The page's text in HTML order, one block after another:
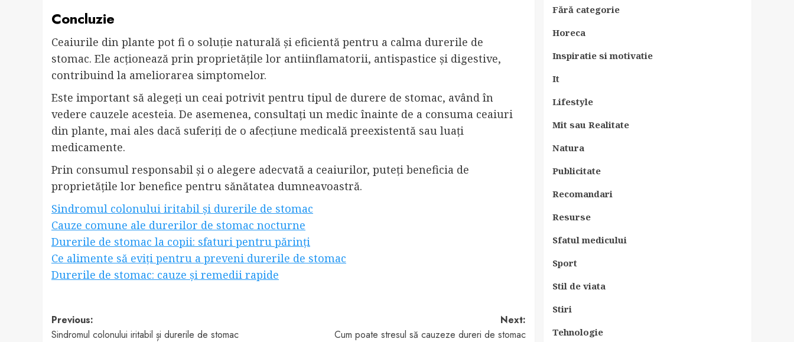
Concluzie
Ceaiurile din plante pot fi o soluție naturală și eficientă pentru a calma durerile de
stomac. Ele acționează prin proprietățile lor antiinflamatorii, antispastice și digestive,
contribuind la ameliorarea simptomelor.
Este important să alegeți un ceai potrivit pentru tipul de durere de stomac, având în
vedere cauzele acesteia. De asemenea, consultați un medic înainte de a consuma ceaiuri
din plante, mai ales dacă suferiți de o afecțiune medicală preexistentă sau luați
medicamente.
Prin consumul responsabil și o alegere adecvată a ceaiurilor, puteți beneficia de
proprietățile lor benefice pentru sănătatea dumneavoastră.
Sindromul colonului iritabil și durerile de stomac
Cauze comune ale durerilor de stomac nocturne
Durerile de stomac la copii: sfaturi pentru părinți
Ce alimente să eviți pentru a preveni durerile de stomac
Durerile de stomac: cauze și remedii rapide
Post
Previous:
Sindromul colonului iritabil și durerile de stomac
Next:
Cum poate stresul să cauzeze dureri de stomac
Fără categorie
Horeca
Inspiratie si motivatie
It
Lifestyle
Mit sau Realitate
Natura
Publicitate
Recomandari
Resurse
Sfatul medicului
Sport
Stil de viata
Stiri
Tehnologie